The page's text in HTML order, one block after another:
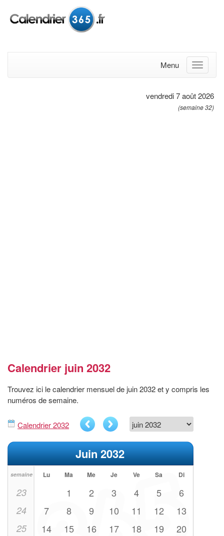
Menu
vendredi 7 août 2026
(semaine 32)
Calendrier juin 2032
Trouvez ici le calendrier mensuel de juin 2032 et y compris les
numéros de semaine.
Calendrier 2032
Juin 2032
semaine Lu Ma Me Je Ve Sa Di
23 1 2 3 4 5 6
24 7 8 9 10 11 12 13
25 14 15 16 17 18 19 20